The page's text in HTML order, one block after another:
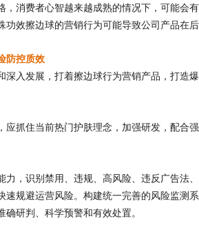
，消费者心智越来越成熟的情况下，可能会
功效擦边球的营销行为可能导致公司产品在
防控质效
深入发展，打着擦边球行为营销产品，打造
应抓住当前热门护肤理念，加强研发，配合
力，识别禁用、违规、高风险、违反广告法
速规避运营风险。构建统一完善的风险监测
研判、科学预警和有效处置。